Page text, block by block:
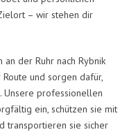
– wir stehen dir
der Ruhr nach Rybnik
und sorgen dafür,
Unsere professionellen
ein, schützen sie mit
transportieren sie sicher